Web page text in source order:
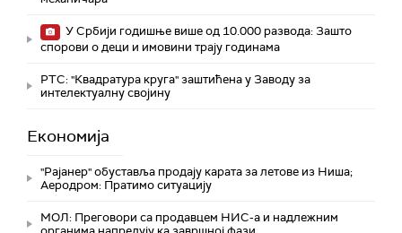
У Србији годишње више од 10.000 развода: Зашто
спорови о деци и имовини трају годинама
РТС: "Квадратура круга" заштићена у Заводу за
интелектуалну својину
Економија
"Рајанер" обуставља продају карата за летове из Ниша;
Аеродром: Пратимо ситуацију
МОЛ: Преговори са продавцем НИС-а и надлежним